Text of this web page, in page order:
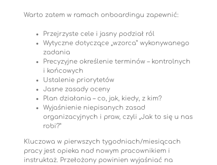
Warto zatem w ramach onboardingu zapewnić:
Przejrzyste cele i jasny podział ról
Wytyczne dotyczące „wzorca” wykonywanego
zadania
Precyzyjne określenie terminów – kontrolnych
i końcowych
Ustalenie priorytetów
Jasne zasady oceny
Plan działania – co, jak, kiedy, z kim?
Wyjaśnienie niepisanych zasad
organizacyjnych i praw, czyli „Jak to się u nas
robi?”
Kluczowa w pierwszych tygodniach/miesiącach
pracy jest opieka nad nowym pracownikiem i
instruktaż. Przełożony powinien wyjaśniać na